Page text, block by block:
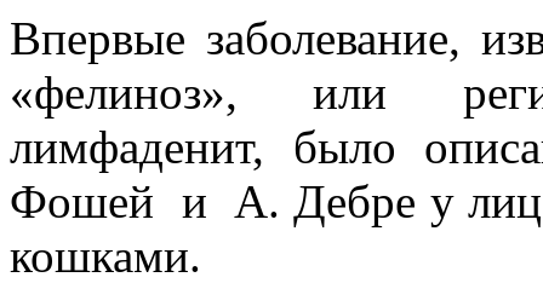
Впервые заболевание,
«фелиноз», или
лимфаденит, было
Фошей и А. Дебре у лиц,
кошками.